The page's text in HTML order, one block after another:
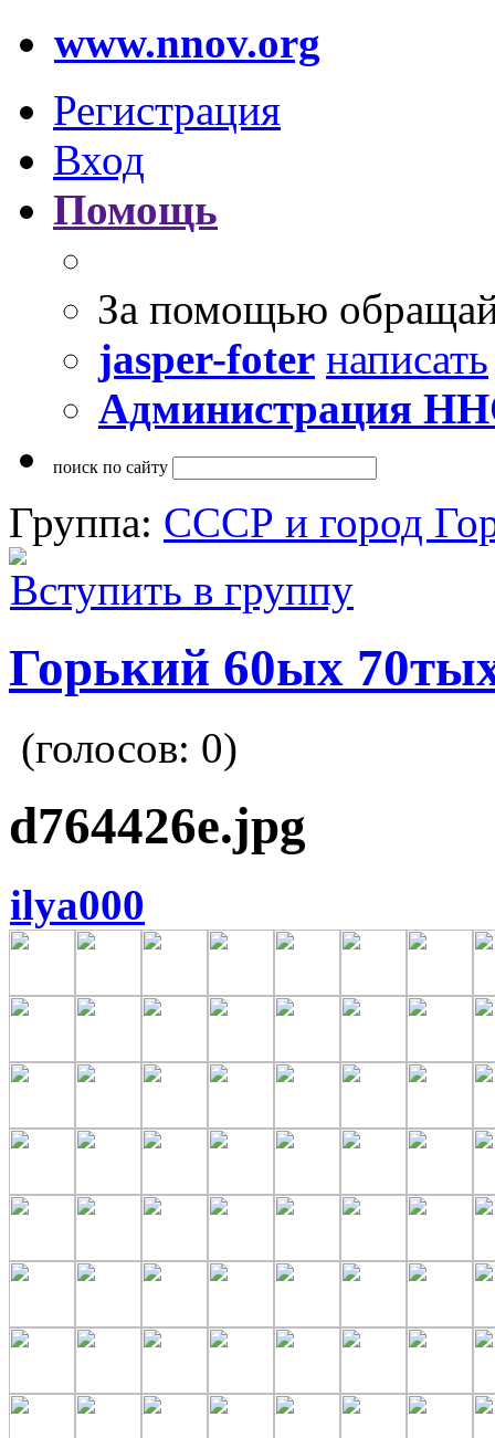
www.nnov.org
Регистрация
Вход
Помощь
За помощью
jasper-foter написать
Администрация
поиск по сайту
Группа: СССР и город
Вступить в группу
Горький 60ых
(голосов: 0)
d764426e.jpg
ilya000